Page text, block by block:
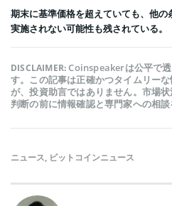
期末に基準価格を超えていても、他
実施されない可能性も残されている。
DISCLAIMER:Coinspeakerは公平で
す。この記事は正確かつタイムリー
が、投資助言ではありません。市場
判断の前に情報確認と専門家への相談
ニュース, ビットコインニュース